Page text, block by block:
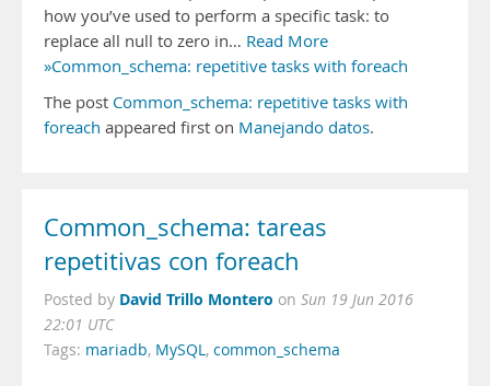
how you’ve used to perform a specific task: to
replace all null to zero in… Read More
»Common_schema: repetitive tasks with foreach
The post Common_schema: repetitive tasks with
foreach appeared first on Manejando datos.
Common_schema: tareas
repetitivas con foreach
Posted by David Trillo Montero on Sun 19 Jun 2016
22:01 UTC
Tags: mariadb, MySQL, common_schema